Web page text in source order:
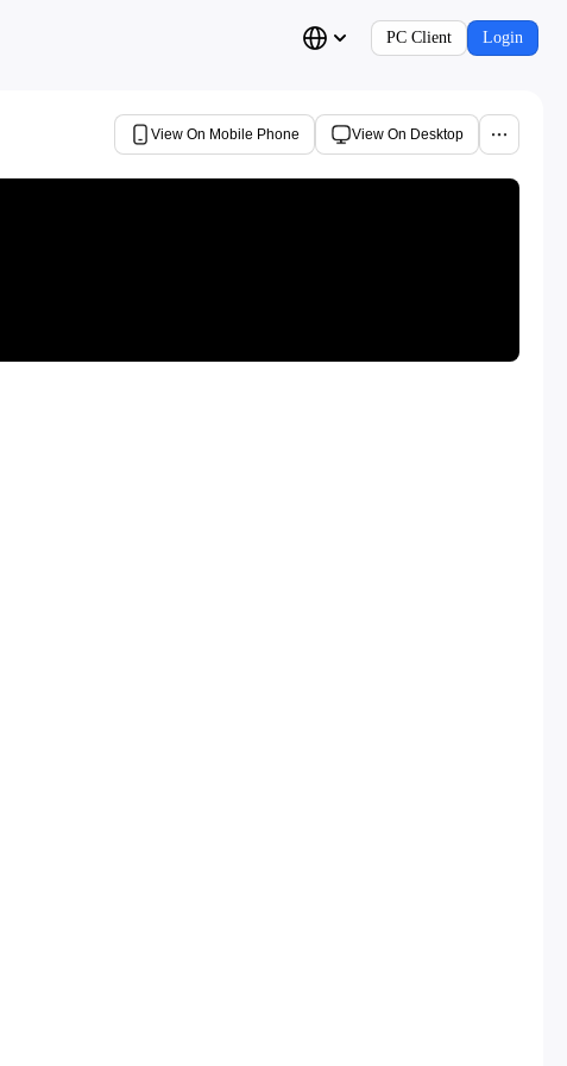
PC Client Login
View On Mobile Phone View On Desktop